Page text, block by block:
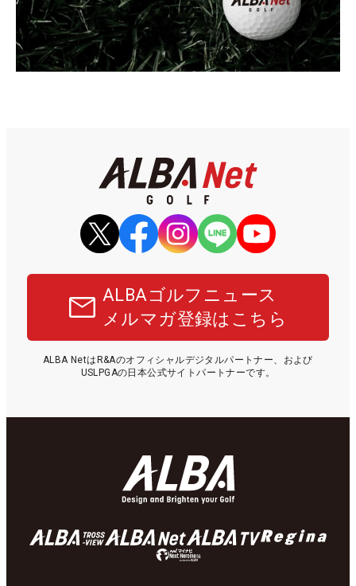
ALBAゴルフニュース
メルマガ登録はこちら
ALBA NetはR&Aのオフィシャルデジタルパートナー、および
USLPGAの日本公式サイトパートナーです。